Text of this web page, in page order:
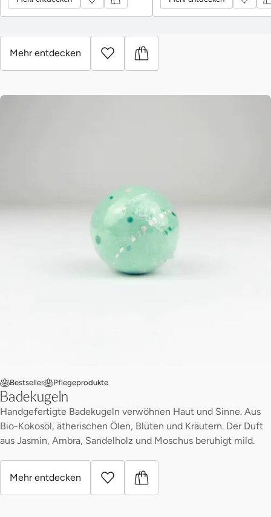
Römisch-Irische Spa-Ritual im Hürlimannbad Zürich kreiert.
Mehr entdecken
Bestseller Pflegeprodukte
Badekugeln
Handgefertigte Badekugeln verwöhnen Haut und Sinne. Aus
Bio-Kokosöl, ätherischen Ölen, Blüten und Kräutern. Der Duft
aus Jasmin, Ambra, Sandelholz und Moschus beruhigt mild.
Mehr entdecken